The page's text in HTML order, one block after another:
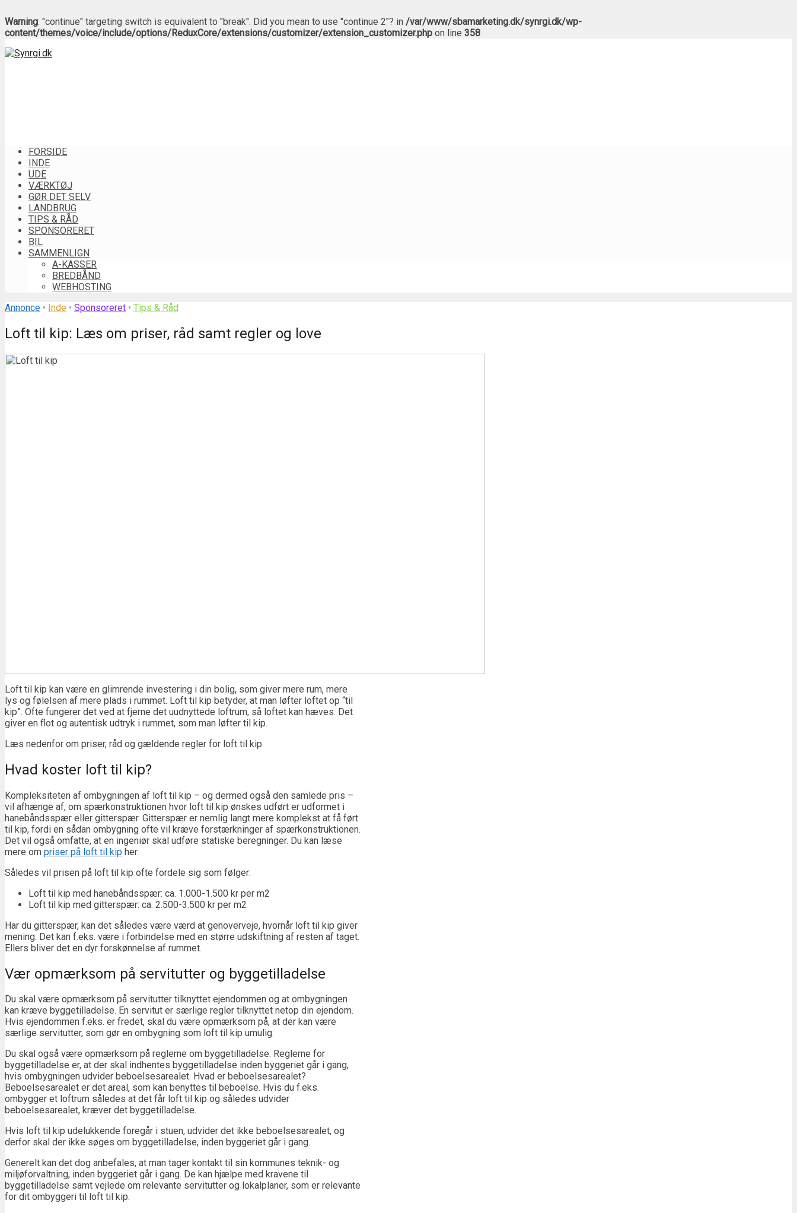
Warning: "continue" targeting switch is equivalent to "break". Did you mean to use "continue 2"? in /var/www/sbamarketing.dk/synrgi.dk/wp-
content/themes/voice/include/options/ReduxCore/extensions/customizer/extension_customizer.php on line 358
FORSIDE
INDE
UDE
VÆRKTØJ
GØR DET SELV
LANDBRUG
TIPS & RÅD
SPONSORERET
BIL
SAMMENLIGN
A-KASSER
BREDBÅND
WEBHOSTING
Annonce • Inde • Sponsoreret • Tips & Råd
Loft til kip: Læs om priser, råd samt regler og love
Loft til kip kan være en glimrende investering i din bolig, som giver mere rum, mere
lys og følelsen af mere plads i rummet. Loft til kip betyder, at man løfter loftet op “til
kip”. Ofte fungerer det ved at fjerne det uudnyttede loftrum, så loftet kan hæves. Det
giver en flot og autentisk udtryk i rummet, som man løfter til kip.
Læs nedenfor om priser, råd og gældende regler for loft til kip.
Hvad koster loft til kip?
Kompleksiteten af ombygningen af loft til kip – og dermed også den samlede pris –
vil afhænge af, om spærkonstruktionen hvor loft til kip ønskes udført er udformet i
hanebåndsspær eller gitterspær. Gitterspær er nemlig langt mere komplekst at få ført
til kip, fordi en sådan ombygning ofte vil kræve forstærkninger af spærkonstruktionen.
Det vil også omfatte, at en ingeniør skal udføre statiske beregninger. Du kan læse
mere om priser på loft til kip her.
Således vil prisen på loft til kip ofte fordele sig som følger:
Loft til kip med hanebåndsspær: ca. 1.000-1.500 kr per m2
Loft til kip med gitterspær: ca. 2.500-3.500 kr per m2
Har du gitterspær, kan det således være værd at genoverveje, hvornår loft til kip giver
mening. Det kan f.eks. være i forbindelse med en større udskiftning af resten af taget.
Ellers bliver det en dyr forskønnelse af rummet.
Vær opmærksom på servitutter og byggetilladelse
Du skal være opmærksom på servitutter tilknyttet ejendommen og at ombygningen
kan kræve byggetilladelse. En servitut er særlige regler tilknyttet netop din ejendom.
Hvis ejendommen f.eks. er fredet, skal du være opmærksom på, at der kan være
særlige servitutter, som gør en ombygning som loft til kip umulig.
Du skal også være opmærksom på reglerne om byggetilladelse. Reglerne for
byggetilladelse er, at der skal indhentes byggetilladelse inden byggeriet går i gang,
hvis ombygningen udvider beboelsesarealet. Hvad er beboelsesarealet?
Beboelsesarealet er det areal, som kan benyttes til beboelse. Hvis du f.eks.
ombygger et loftrum således at det får loft til kip og således udvider
beboelsesarealet, kræver det byggetilladelse.
Hvis loft til kip udelukkende foregår i stuen, udvider det ikke beboelsesarealet, og
derfor skal der ikke søges om byggetilladelse, inden byggeriet går i gang.
Generelt kan det dog anbefales, at man tager kontakt til sin kommunes teknik- og
miljøforvaltning, inden byggeriet går i gang. De kan hjælpe med kravene til
byggetilladelse samt vejlede om relevante servitutter og lokalplaner, som er relevante
for dit ombyggeri til loft til kip.